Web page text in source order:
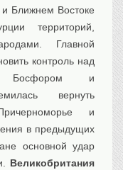
и Ближнем Востоке
территорий,
Главной
контроль над
Босфором и
вернуть
и
в предыдущих
основной удар
Великобритания